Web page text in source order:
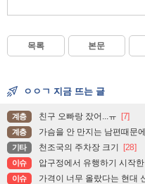
목록 본문
ㅇㅇㄱ 지금 뜨는 글
계층 친구 오빠랑 잤어...ㅠ [7]
계층 가슴을 안 만지는 남편때문
기타 천조국의 주차장 크기 [28]
이슈 압구정에서 유행하기 시작
이슈 가격이 너무 올랐다는 현대